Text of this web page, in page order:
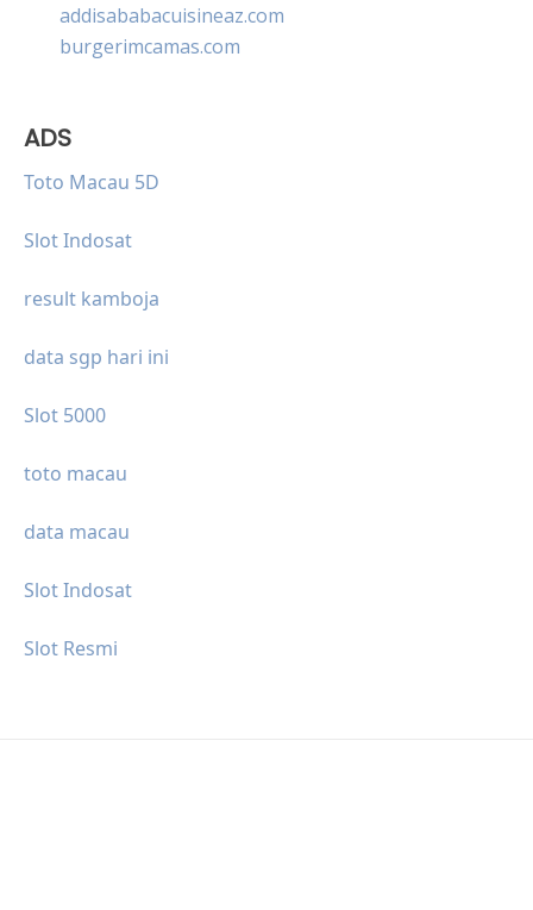
addisababacuisineaz.com
burgerimcamas.com
ADS
Toto Macau 5D
Slot Indosat
result kamboja
data sgp hari ini
Slot 5000
toto macau
data macau
Slot Indosat
Slot Resmi